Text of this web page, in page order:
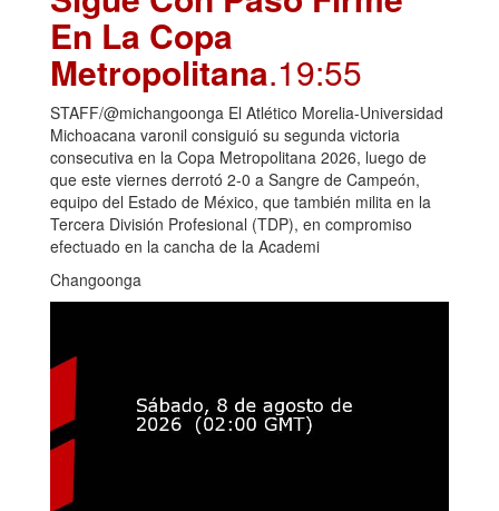
En La Copa
Metropolitana.19:55
STAFF/@michangoonga El Atlético Morelia-Universidad
Michoacana varonil consiguió su segunda victoria
consecutiva en la Copa Metropolitana 2026, luego de
que este viernes derrotó 2-0 a Sangre de Campeón,
equipo del Estado de México, que también milita en la
Tercera División Profesional (TDP), en compromiso
efectuado en la cancha de la Academi
Changoonga